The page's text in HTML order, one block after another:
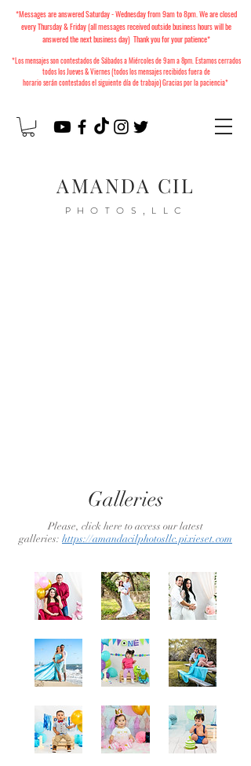
AMANDA CIL
PHOTOS,LLC
*Messages are answered Saturday - Wednesday from 9am to 8pm. We are closed
every Thursday & Friday (all messages received outside business hours will be
answered the next business day) Thank you for your patience*
*Los mensajes son contestados de Sábados a Miércolesde 9am a 8pm. Estamos cerrados
todos los Jueves & Viernes (todos los mensajes recibidos fuera de
horarioseráncontestados el siguiente día de trabajo) Gracias por la paciencia*
Galleries
Please, click here to access our latest
galleries: https://amandacilphotosllc.pixieset.com